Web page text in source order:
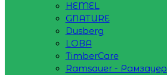
HEMEL
GNATURE
Dusberg
LOBA
TimberCare
Ramsauer - Рамзауер